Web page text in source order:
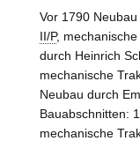
Vor 1790
II/P,
durch Heinrich
mechanische
Neubau durch
Bauabschnitten:
mechanische